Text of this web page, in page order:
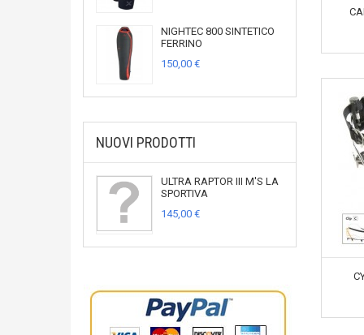
NIGHTEC 800 SINTETICO
FERRINO
150,00 €
NUOVI PRODOTTI
ULTRA RAPTOR III M'S LA
SPORTIVA
145,00 €